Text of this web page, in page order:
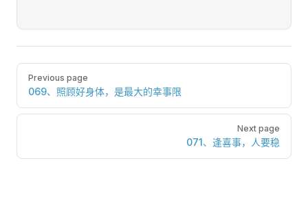
Pager
Previous page
069、照顾好身体，是最大的幸事限
Next page
071、逢喜事，人要稳